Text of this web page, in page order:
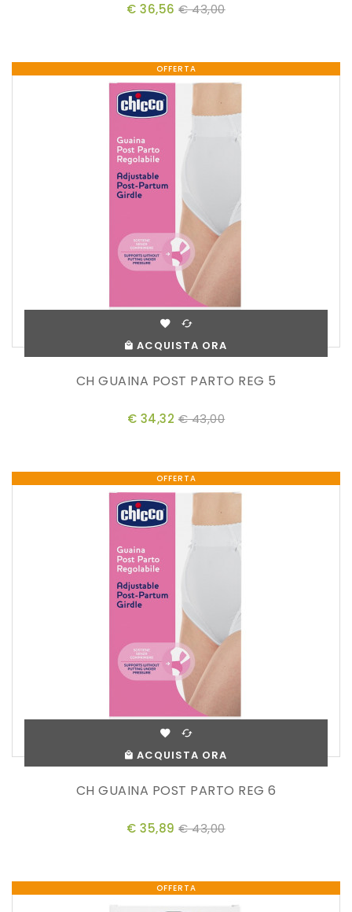
€ 36,56 € 43,00
OFFERTA
ACQUISTA ORA
CH GUAINA POST PARTO REG 5
€ 34,32 € 43,00
OFFERTA
ACQUISTA ORA
CH GUAINA POST PARTO REG 6
€ 35,89 € 43,00
OFFERTA